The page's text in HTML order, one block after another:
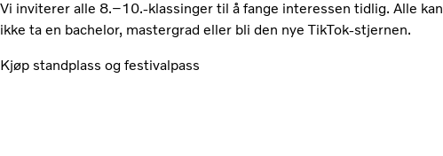
Vi inviterer alle 8.–10.-klassinger til å fange interessen tidlig. Alle kan
ikke ta en bachelor, mastergrad eller bli den nye TikTok-stjernen.
Kjøp standplass og festivalpass